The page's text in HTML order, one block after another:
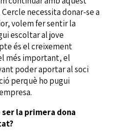
necessita donar-se a
volem fer sentir la
escoltar al jove
és el creixement
més important, el
poder aportar al soci
perquè ho pugui
la primera dona